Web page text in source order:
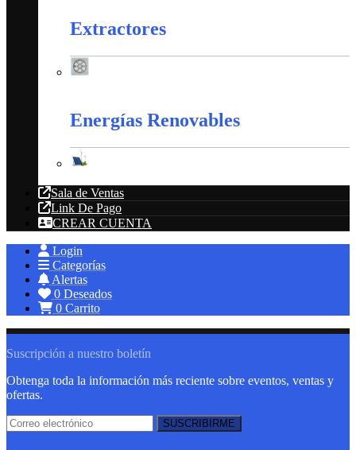
Extractores
Energías Renovables
Sala de Ventas
Link De Pago
CREAR CUENTA
Login
Categorías
Alertas
0 Deseados
0 Carrito
Suscripción a nuestro boletín
Obtenga toda la información más reciente sobre eventos, ventas y
ofertas.